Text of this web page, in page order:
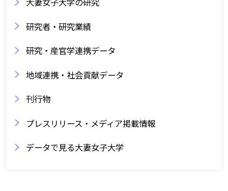
研究者・研究業績
研究・産官学連携データ
地域連携・社会貢献データ
刊行物
プレスリリース・メディア掲載情報
データで見る大妻女子大学